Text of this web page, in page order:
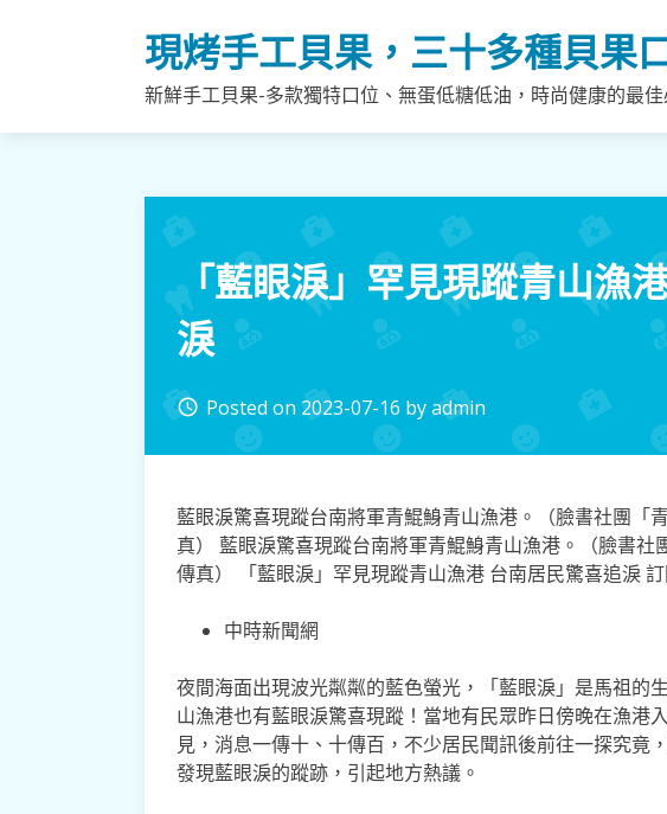
現烤手工貝果，三十多種貝果
新鮮手工貝果-多款獨特口位、無蛋低糖低油，時尚健康的最
「藍眼淚」罕見現蹤青山漁
淚
access_time Posted on2023-07-16 byadmin
藍眼淚驚喜現蹤台南將軍青鯤鯓青山漁港。（臉書社團「
真） 藍眼淚驚喜現蹤台南將軍青鯤鯓青山漁港。（臉書社
傳真） 「藍眼淚」罕見現蹤青山漁港 台南居民驚喜追淚 訂
中時新聞網
夜間海面出現波光粼粼的藍色螢光，「藍眼淚」是馬祖的
山漁港也有藍眼淚驚喜現蹤！當地有民眾昨日傍晚在漁港
見，消息一傳十、十傳百，不少居民聞訊後前往一探究竟
發現藍眼淚的蹤跡，引起地方熱議。